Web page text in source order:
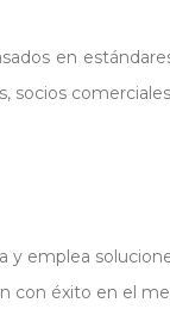
​​en
socios
emplea
con éxito en el